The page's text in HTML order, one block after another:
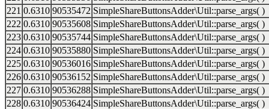
221 0.6310 90535472 SimpleShareButtonsAdder\Util::parse_args( )
222 0.6310 90535608 SimpleShareButtonsAdder\Util::parse_args( )
223 0.6310 90535744 SimpleShareButtonsAdder\Util::parse_args( )
224 0.6310 90535880 SimpleShareButtonsAdder\Util::parse_args( )
225 0.6310 90536016 SimpleShareButtonsAdder\Util::parse_args( )
226 0.6310 90536152 SimpleShareButtonsAdder\Util::parse_args( )
227 0.6310 90536288 SimpleShareButtonsAdder\Util::parse_args( )
228 0.6310 90536424 SimpleShareButtonsAdder\Util::parse_args( )